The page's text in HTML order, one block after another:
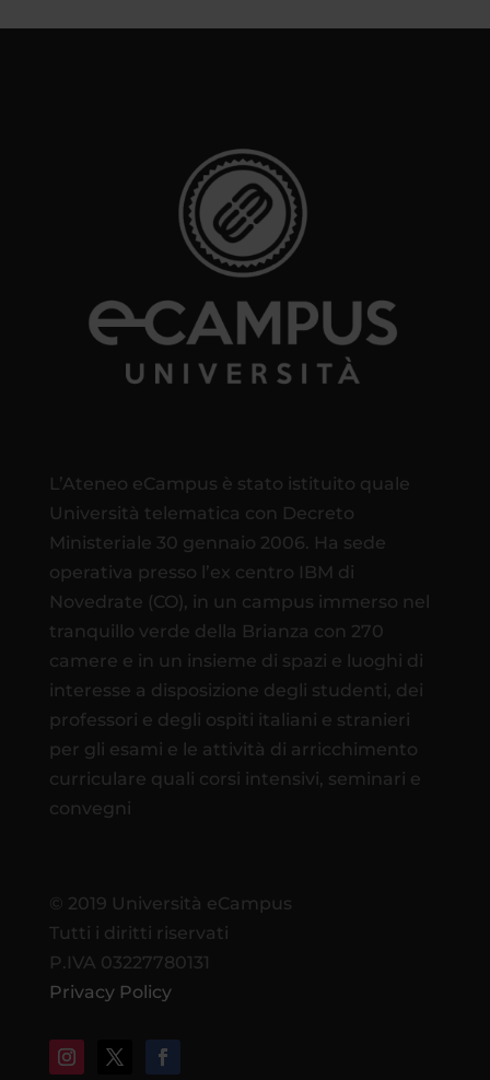
L’Ateneo eCampus è stato istituito quale
Università telematica con Decreto
Ministeriale 30 gennaio 2006. Ha sede
operativa presso l’ex centro IBM di
Novedrate (CO), in un campus immerso nel
tranquillo verde della Brianza con 270
camere e in un insieme di spazi e luoghi di
interesse a disposizione degli studenti, dei
professori e degli ospiti italiani e stranieri
per gli esami e le attività di arricchimento
curriculare quali corsi intensivi, seminari e
convegni
© 2019 Università eCampus
Tutti i diritti riservati
P.IVA 03227780131
Privacy Policy